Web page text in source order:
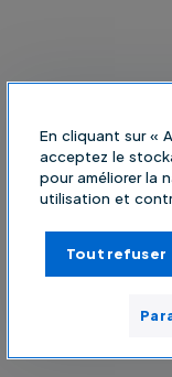
En cliquant sur «
acceptez le
pour améliorer la
utilisation et
Tout refuser